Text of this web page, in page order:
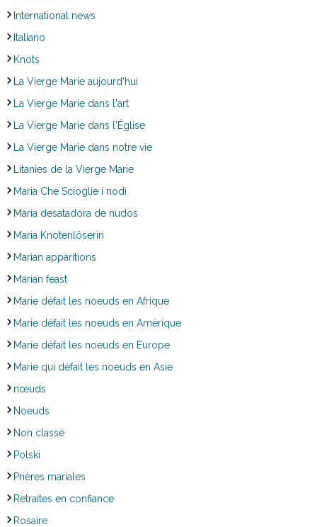
International news
Italiano
Knots
La Vierge Marie aujourd'hui
La Vierge Marie dans l'art
La Vierge Marie dans l'Église
La Vierge Marie dans notre vie
Litanies de la Vierge Marie
Maria Che Scioglie i nodi
María desatadora de nudos
Maria Knotenlöserin
Marian apparitions
Marian feast
Marie défait les noeuds en Afrique
Marie défait les noeuds en Amérique
Marie défait les noeuds en Europe
Marie qui défait les noeuds en Asie
nœuds
Noeuds
Non classé
Polski
Prières mariales
Retraites en confiance
Rosaire